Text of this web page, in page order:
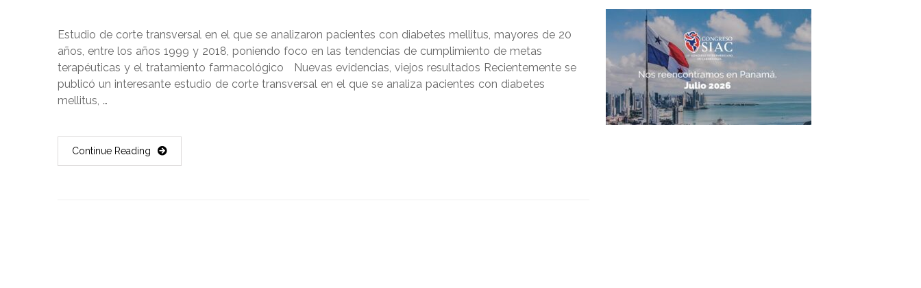
Estudio de corte transversal en el que se analizaron pacientes con diabetes mellitus, mayores de 20
años, entre los años 1999 y 2018, poniendo foco en las tendencias de cumplimiento de metas
terapéuticas y el tratamiento farmacológico Nuevas evidencias, viejos resultados Recientemente se
publicó un interesante estudio de corte transversal en el que se analiza pacientes con diabetes
mellitus, …
Continue Reading